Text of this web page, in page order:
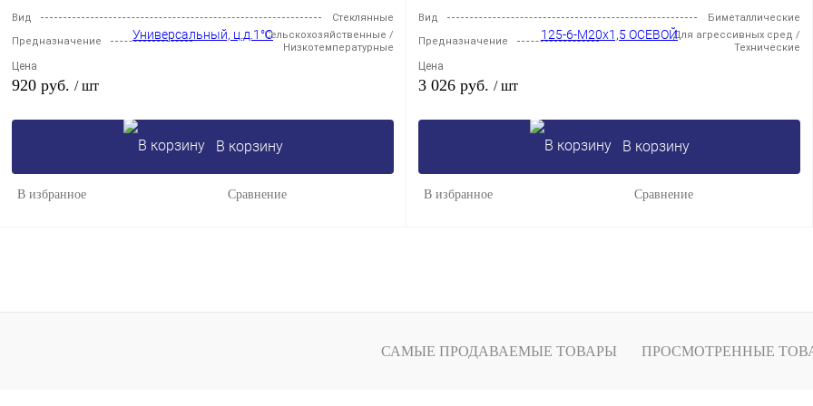
Вид
Стеклянные
Предназначение
Сельскохозяйственные /
Низкотемпературные
Цена
920 руб. / шт
В корзину
В избранное Сравнение
Вид
Биметаллические
Предназначение
Для агрессивных сред /
Технические
Цена
3 026 руб. / шт
В корзину
В избранное Сравнение
САМЫЕ ПРОДАВАЕМЫЕ ТОВАРЫ ПРОСМОТРЕННЫЕ